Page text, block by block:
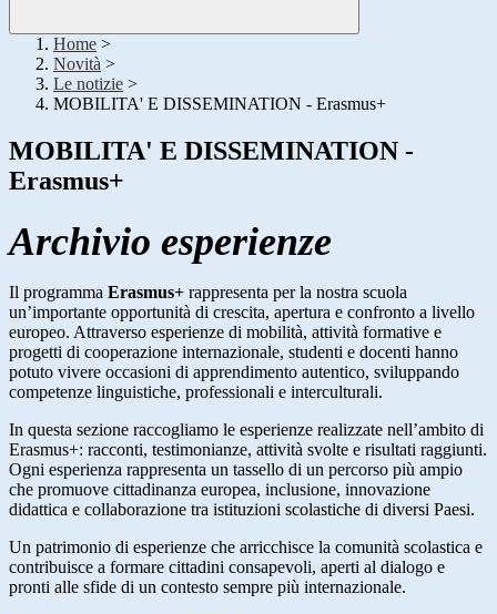
Home >
Novità >
Le notizie >
MOBILITA' E DISSEMINATION - Erasmus+
MOBILITA' E DISSEMINATION -
Erasmus+
Archivio esperienze
Il programma Erasmus+ rappresenta per la nostra scuola
un’importante opportunità di crescita, apertura e confronto a livello
europeo. Attraverso esperienze di mobilità, attività formative e
progetti di cooperazione internazionale, studenti e docenti hanno
potuto vivere occasioni di apprendimento autentico, sviluppando
competenze linguistiche, professionali e interculturali.
In questa sezione raccogliamo le esperienze realizzate nell’ambito di
Erasmus+: racconti, testimonianze, attività svolte e risultati raggiunti.
Ogni esperienza rappresenta un tassello di un percorso più ampio
che promuove cittadinanza europea, inclusione, innovazione
didattica e collaborazione tra istituzioni scolastiche di diversi Paesi.
Un patrimonio di esperienze che arricchisce la comunità scolastica e
contribuisce a formare cittadini consapevoli, aperti al dialogo e
pronti alle sfide di un contesto sempre più internazionale.